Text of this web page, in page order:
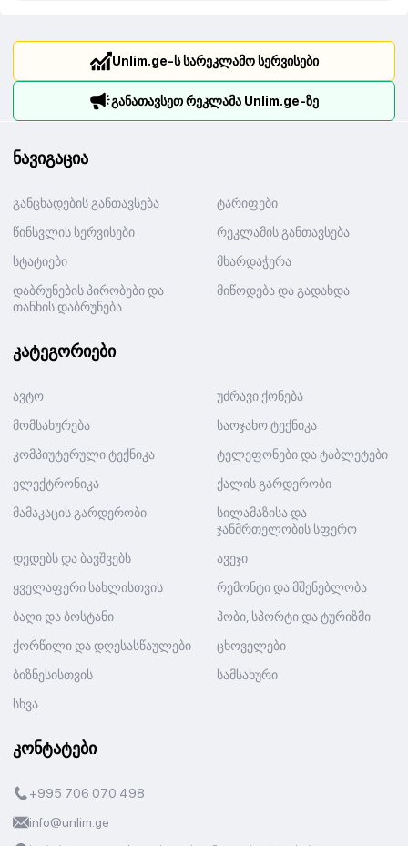
Unlim.ge-ს სარეკლამო სერვისები
განათავსეთ რეკლამა Unlim.ge-ზე
ნავიგაცია
განცხადების განთავსება
ტარიფები
წინსვლის სერვისები
რეკლამის განთავსება
სტატიები
მხარდაჭერა
დაბრუნების პირობები და
თანხის დაბრუნება
მიწოდება და გადახდა
კატეგორიები
ავტო
უძრავი ქონება
მომსახურება
საოჯახო ტექნიკა
კომპიუტერული ტექნიკა
ტელეფონები და ტაბლეტები
ელექტრონიკა
ქალის გარდერობი
მამაკაცის გარდერობი
სილამაზისა და
ჯანმრთელობის სფერო
დედებს და ბავშვებს
ავეჯი
ყველაფერი სახლისთვის
რემონტი და მშენებლობა
ბაღი და ბოსტანი
ჰობი, სპორტი და ტურიზმი
ქორწილი და დღესასწაულები
ცხოველები
ბიზნესისთვის
სამსახური
სხვა
კონტატები
+995 706 070 498
info@unlim.ge